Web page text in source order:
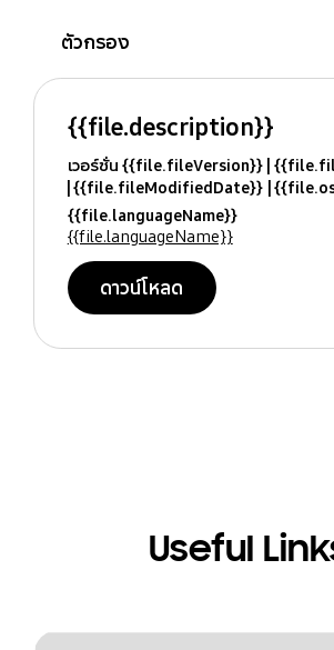
ตัวกรอง
{{file.description}}
เวอร์ชั่น {{file.fileVersion}}
{{file.fileModifiedDate}}
{{file.languageName}}
{{file.languageName}}
ดาวน์โหลด
Useful